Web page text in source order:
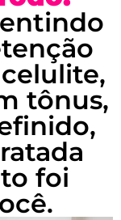
tônus,
foi